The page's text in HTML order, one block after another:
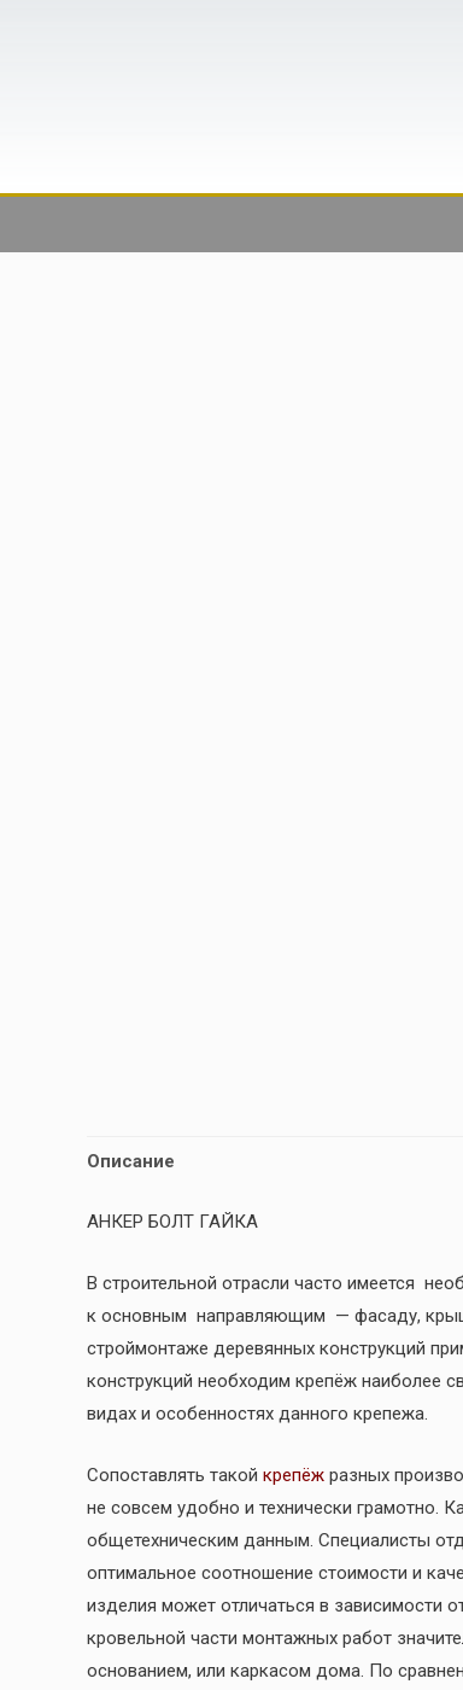
Описание
АНКЕР БОЛТ ГАЙКА
В строительной отрасли часто имеется
к основным направляющим — фасаду,
строймонтаже деревянных конструкций
конструкций необходим крепёж наиболее
видах и особенностях данного крепежа.
Сопоставлять такой крепёж разных
не совсем удобно и технически грамотно.
общетехническим данным. Специалисты
оптимальное соотношение стоимости и
изделия может отличаться в зависимости
кровельной части монтажных работ
основанием, или каркасом дома. По